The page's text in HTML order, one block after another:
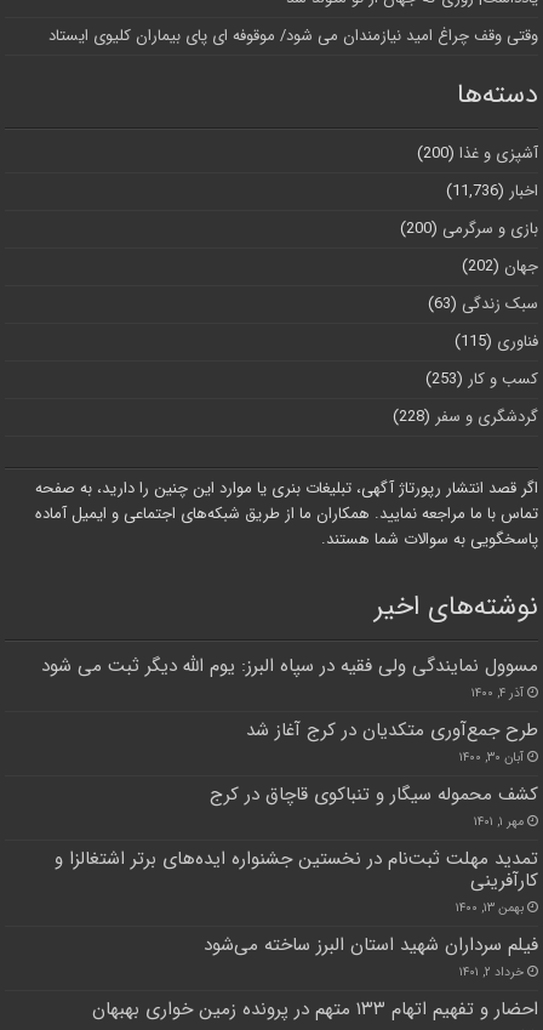
وقتی وقف چراغ امید نیازمندان می شود/ موقوفه ای پای بیماران کلیوی ایستاد
دسته‌ها
آشپزی و غذا (200)
اخبار (11,736)
بازی و سرگرمی (200)
جهان (202)
سبک زندگی (63)
فناوری (115)
کسب و کار (253)
گردشگری و سفر (228)
اگر قصد انتشار رپورتاژ آگهی، تبلیغات بنری یا موارد این چنین را دارید، به صفحه
تماس با ما مراجعه نمایید. همکاران ما از طریق شبکه‌های اجتماعی و ایمیل آماده
پاسخگویی به سوالات شما هستند.
نوشته‌های اخیر
مسوول نمایندگی ولی فقیه در سپاه البرز: یوم الله دیگر ثبت می شود
آذر ۴, ۱۴۰۰
طرح جمع‌آوری متکدیان در کرج آغاز شد
آبان ۳۰, ۱۴۰۰
کشف محموله سیگار و تنباکوی قاچاق در کرج
مهر ۱, ۱۴۰۱
تمدید مهلت ثبت‌نام در نخستین جشنواره ایده‌های برتر اشتغالزا و
کارآفرینی
بهمن ۱۳, ۱۴۰۰
فیلم سرداران شهید استان البرز ساخته می‌شود
خرداد ۲, ۱۴۰۱
احضار و تفهیم اتهام ۱۳۳ متهم در پرونده زمین خواری بهبهان